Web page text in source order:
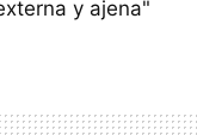
y ajena"